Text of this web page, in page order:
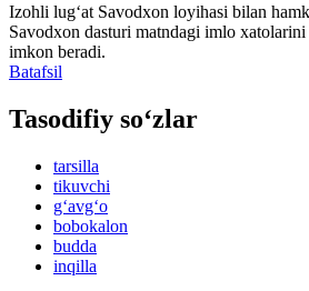
Izohli lugʻat Savodxon loyihasi bilan
Savodxon dasturi matndagi imlo xatolarini
imkon beradi.
Batafsil
Tasodifiy so‘zlar
tarsilla
tikuvchi
g‘avg‘o
bobokalon
budda
inqilla